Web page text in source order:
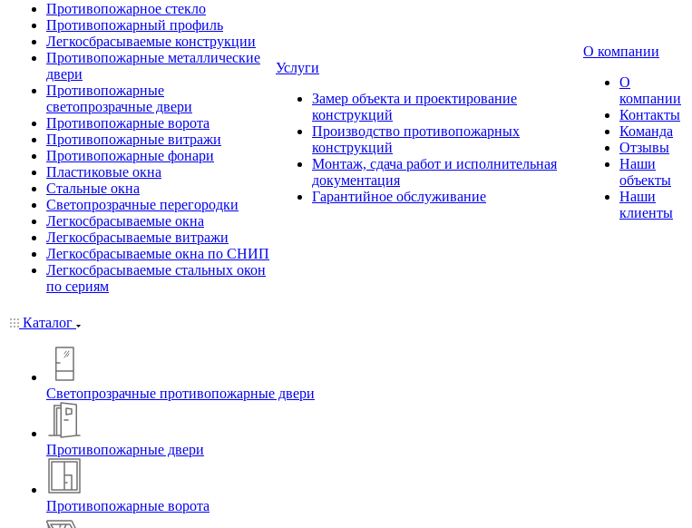
Противопожарное стекло
Противопожарный профиль
Легкосбрасываемые конструкции
Противопожарные металлические
двери
Противопожарные
светопрозрачные двери
Противопожарные ворота
Противопожарные витражи
Противопожарные фонари
Пластиковые окна
Стальные окна
Светопрозрачные перегородки
Легкосбрасываемые окна
Легкосбрасываемые витражи
Легкосбрасываемые окна по СНИП
Легкосбрасываемые стальных окон
по сериям
Услуги
Замер объекта и проектирование
конструкций
Производство противопожарных
конструкций
Монтаж, сдача работ и исполнительная
документация
Гарантийное обслуживание
О компании
О
компании
Контакты
Команда
Отзывы
Наши
объекты
Наши
клиенты
Каталог
Светопрозрачные противопожарные двери
Противопожарные двери
Противопожарные ворота